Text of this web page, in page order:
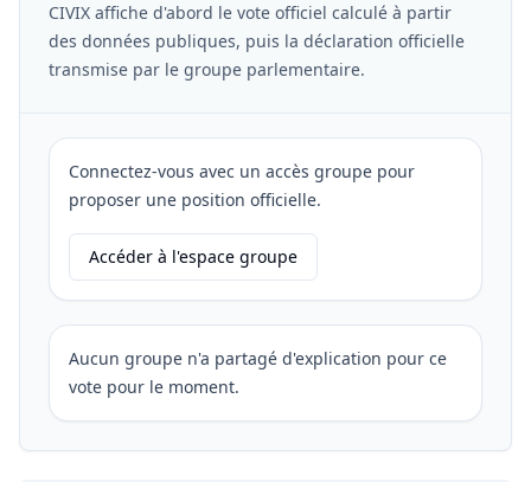
CIVIX affiche d'abord le vote officiel calculé à partir
des données publiques, puis la déclaration officielle
transmise par le groupe parlementaire.
Connectez-vous avec un accès groupe pour
proposer une position officielle.
Accéder à l'espace groupe
Aucun groupe n'a partagé d'explication pour ce
vote pour le moment.